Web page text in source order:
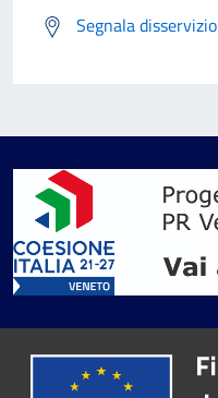
Segnala disservizio